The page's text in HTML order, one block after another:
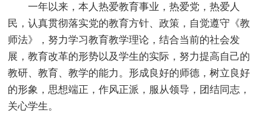
一年以来，本人热爱教育事业，热爱党，热爱人
民，认真贯彻落实党的教育方针、政策，自觉遵守《教
师法》，努力学习教育教学理论，结合当前的社会发
展，教育改革的形势以及学生的实际，努力提高自己的
教研、教育、教学的能力。形成良好的师德，树立良好
的形象，思想端正，作风正派，服从领导，团结同志，
关心学生。